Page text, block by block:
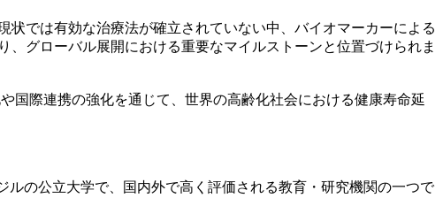
では有効な治療法が確立されていない中、バイオマーカーによる
グローバル展開における重要なマイルストーンと位置づけられま
国際連携の強化を通じて、世界の高齢化社会における健康寿命延
ルの公立大学で、国内外で高く評価される教育・研究機関の一つで